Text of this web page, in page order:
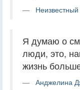
Я думаю о
люди, это,
жизнь
Анджелина